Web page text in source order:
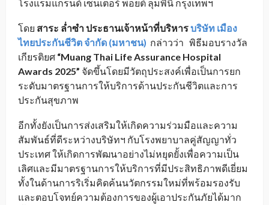
โรงแรมแกรนด์ เซนเตอร์ พอยต์ ลุมพินี กรุงเทพฯ
โดย สาระ ล่ำซำ ประธานเจ้าหน้าที่บริหารบริษัท เมือง
ไทยประกันชีวิต จำกัด (มหาชน) กล่าวว่า พิธีมอบรางวัล
เกียรติยศ “Muang Thai Life Assurance Hospital
Awards 2025” จัดขึ้นโดยมีวัตถุประสงค์เพื่อเป็นการยก
ระดับมาตรฐานการให้บริการด้านประกันชีวิตและการ
ประกันสุขภาพ
อีกทั้งยังเป็นการส่งเสริมให้เกิดความร่วมมือและความ
สัมพันธ์ที่ดีระหว่างบริษัทฯ กับโรงพยาบาลคู่สัญญาทั่ว
ประเทศ ให้เกิดการพัฒนาอย่างไม่หยุดยั้งเพื่อความเป็น
เลิศและมีมาตรฐานการให้บริการที่มีประสิทธิภาพดีเยี่ยม
ทั้งในด้านการริเริ่มคิดค้นนวัตกรรมใหม่ที่พร้อมรองรับ
และตอบโจทย์ความต้องการของผู้เอาประกันภัยได้มาก